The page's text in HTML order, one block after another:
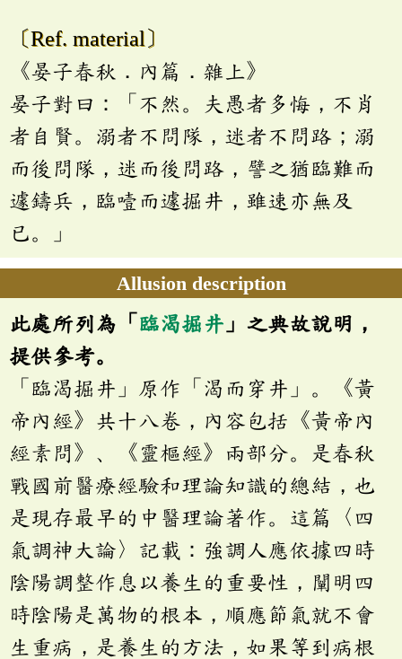
〔Ref. material〕
《晏子春秋．內篇．雜上》
晏子對曰：「不然。夫愚者多悔，不肖
者自賢。溺者不問隊，迷者不問路；溺
而後問隊，迷而後問路，譬之猶臨難而
遽鑄兵，臨噎而遽掘井，雖速亦無及
已。」
Allusion description
此處所列為「 臨渴掘井 」之典故說明，
提供參考。
「臨渴掘井」原作「渴而穿井」。《黃
帝內經》共十八卷，內容包括《黃帝內
經素問》、《靈樞經》兩部分。是春秋
戰國前醫療經驗和理論知識的總結，也
是現存最早的中醫理論著作。這篇〈四
氣調神大論〉記載：強調人應依據四時
陰陽調整作息以養生的重要性，闡明四
時陰陽是萬物的根本，順應節氣就不會
生重病，是養生的方法，如果等到病根